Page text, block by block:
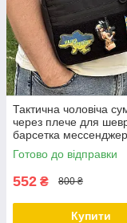
Тактична чоловіча
через плече для
барсетка мессенджер
Standart
Готово до відправки
552 ₴ 800 ₴
Купити